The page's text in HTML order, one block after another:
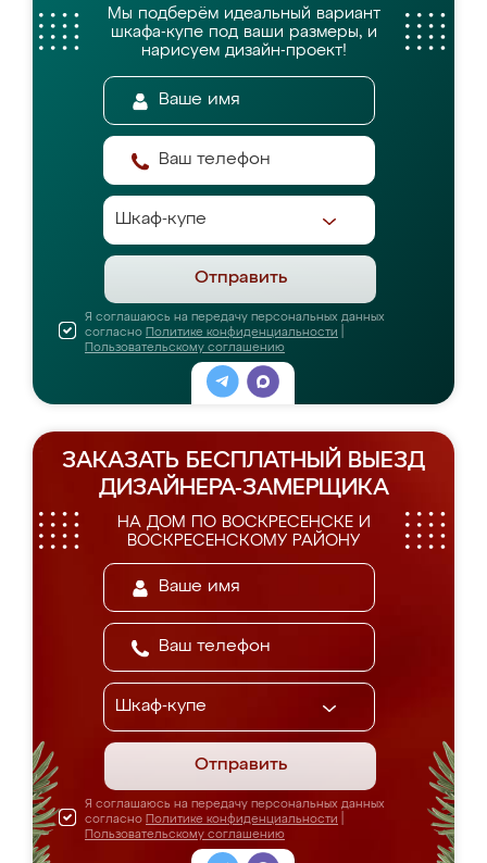
Мы подберём идеальный вариант
шкафа-купе под ваши размеры, и
нарисуем дизайн-проект!
Отправить
Я соглашаюсь на передачу персональных данных
согласно Политике конфиденциальности
Пользовательскому соглашению
ЗАКАЗАТЬ БЕСПЛАТНЫЙ ВЫЕЗД
ДИЗАЙНЕРА-ЗАМЕРЩИКА
НА ДОМ ПО ВОСКРЕСЕНСКЕ И
ВОСКРЕСЕНСКОМУ РАЙОНУ
Отправить
Я соглашаюсь на передачу персональных данных
согласно Политике конфиденциальности
Пользовательскому соглашению